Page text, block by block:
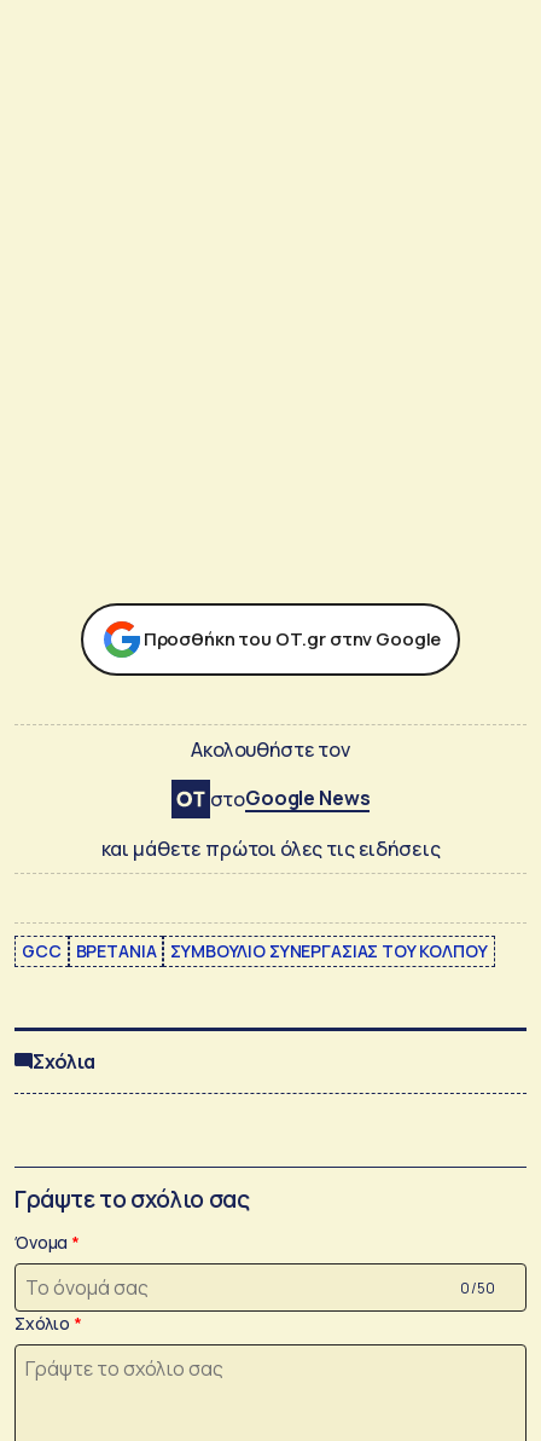
Προσθήκη του ΟΤ.gr στην Google
Ακολουθήστε τον
στοGoogle News
και μάθετε πρώτοι όλες τις ειδήσεις
GCC ΒΡΕΤΑΝΙΑ ΣΥΜΒΟΥΛΙΟ ΣΥΝΕΡΓΑΣΙΑΣ ΤΟΥ ΚΟΛΠΟΥ
Σχόλια
Γράψτε το σχόλιο σας
Όνομα
0 /50
Σχόλιο